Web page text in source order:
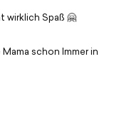
wirklich Spaß 🤗
schon Immer in